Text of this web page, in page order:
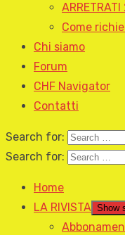
Come
Chi siamo
Forum
CHF Navigator
Contatti
Search for:
Search for:
Home
LA RIVISTA Show